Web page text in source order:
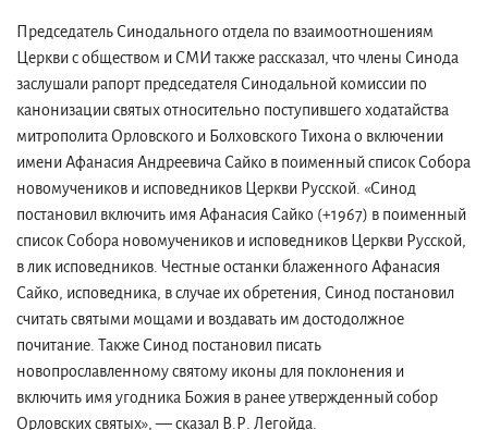
Председатель Синодального отдела по взаимоотношениям
Церкви с обществом и СМИ также рассказал, что члены Синода
заслушали рапорт председателя Синодальной комиссии по
канонизации святых относительно поступившего ходатайства
митрополита Орловского и Болховского Тихона о включении
имени Афанасия Андреевича Сайко в поименный список Собора
новомучеников и исповедников Церкви Русской. «Синод
постановил включить имя Афанасия Сайко (+1967) в поименный
список Собора новомучеников и исповедников Церкви Русской,
в лик исповедников. Честные останки блаженного Афанасия
Сайко, исповедника, в случае их обретения, Синод постановил
считать святыми мощами и воздавать им достодолжное
почитание. Также Синод постановил писать
новопрославленному святому иконы для поклонения и
включить имя угодника Божия в ранее утвержденный собор
Орловских святых», — сказал В.Р. Легойда.